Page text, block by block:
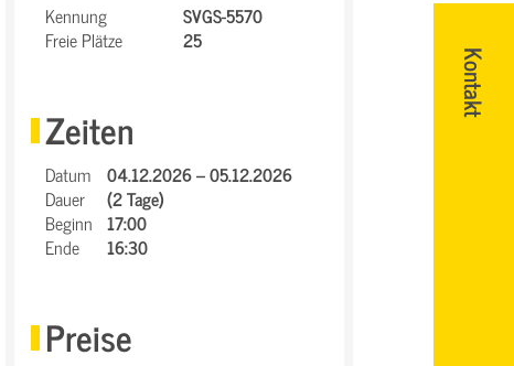
Kontakt
Kennung
SVGS-5570
Freie Plätze
25
Zeiten
Datum 04.12.2026 – 05.12.2026
Dauer
(2 Tage)
Beginn 17:00
Ende
16:30
Preise